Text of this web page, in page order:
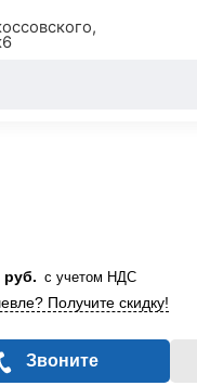
руб. с учетом НДС
Получите скидку!
Звоните